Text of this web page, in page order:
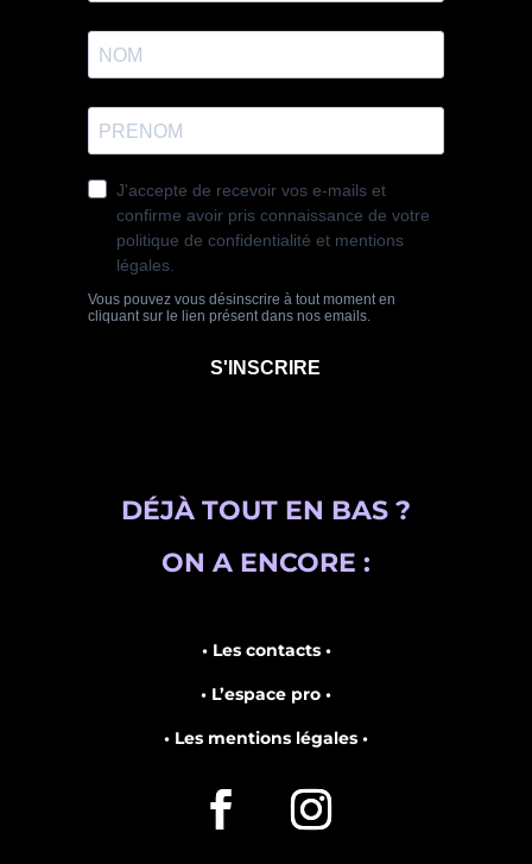
DÉJÀ TOUT EN BAS ?
ON A ENCORE :
• Les contacts •
• L’espace pro •
• Les mentions légales •